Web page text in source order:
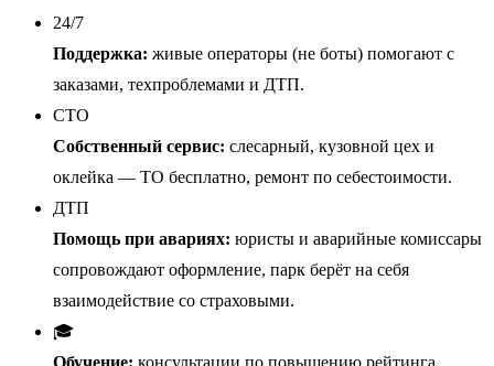
24/7
Поддержка: живые операторы (не боты) помогают с
заказами, техпроблемами и ДТП.
СТО
Собственный сервис: слесарный, кузовной цех и
оклейка — ТО бесплатно, ремонт по себестоимости.
ДТП
Помощь при авариях: юристы и аварийные комиссары
сопровождают оформление, парк берёт на себя
взаимодействие со страховыми.
🎓
Обучение: консультации по повышению рейтинга,